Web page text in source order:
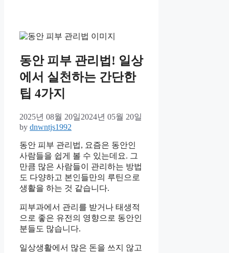
동안 피부 관리법! 일상
에서 실천하는 간단한
팁 4가지
2025년 08월 20일2024년 05월 20일
by dnwntjs1992
동안 피부 관리법, 요즘은 동안인
사람들을 쉽게 볼 수 있는데요. 그
만큼 많은 사람들이 관리하는 방법
도 다양하고 본인들만의 루틴으로
생활을 하는 것 같습니다.
피부과에서 관리를 받거나 태생적
으로 좋은 유전의 영향으로 동안인
분들도 많습니다.
일상생활에서 많은 돈을 쓰지 않고